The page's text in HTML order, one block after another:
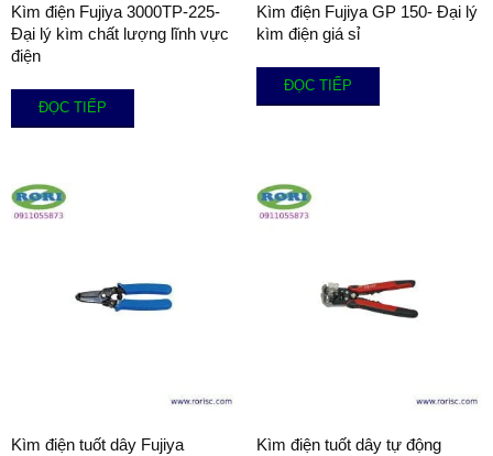
Kìm điện Fujiya 3000TP-225-
Đại lý kìm chất lượng lĩnh vực
điện
ĐỌC TIẾP
Kìm điện Fujiya GP 150- Đại lý
kìm điện giá sỉ
ĐỌC TIẾP
Kìm điện tuốt dây Fujiya
Kìm điện tuốt dây tự động